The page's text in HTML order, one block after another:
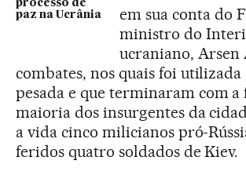
processo de
paz na Ucrânia
em sua conta do
ministro do
ucraniano, Arsen
combates, nos quais foi
pesada e que terminaram com a
maioria dos insurgentes da
a vida cinco milicianos pró-
feridos quatro soldados de Kiev.